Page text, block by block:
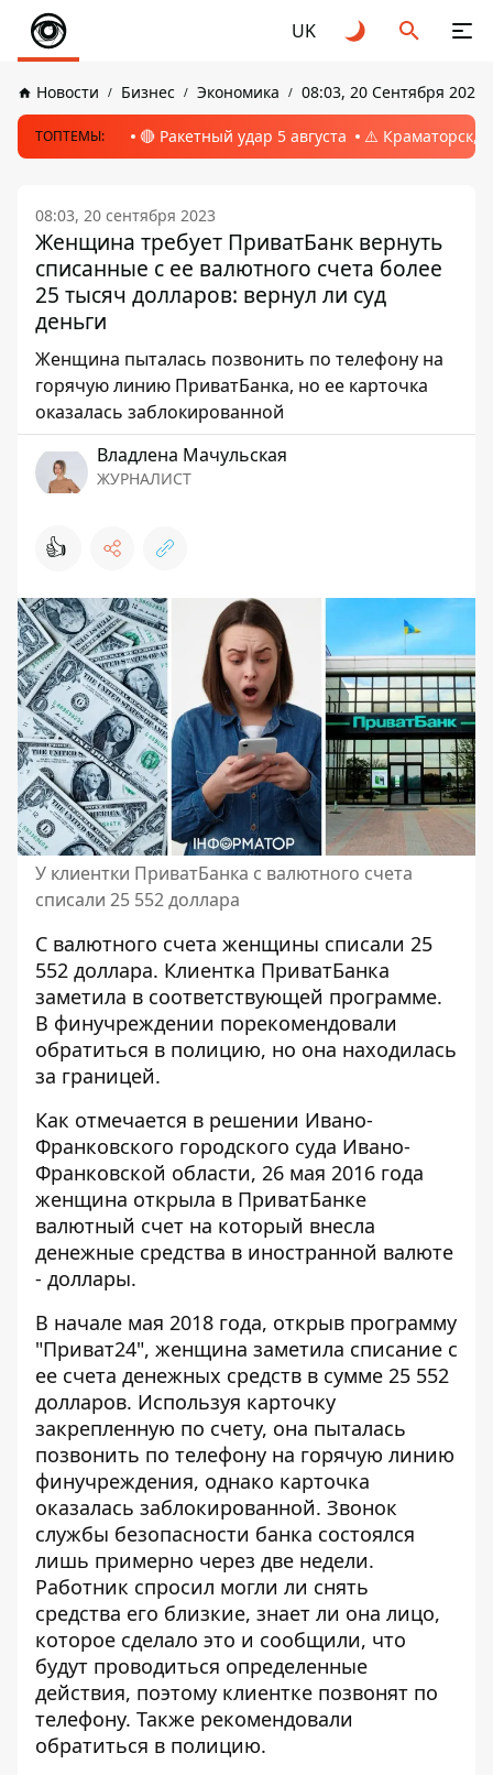
UK
Новости Бизнес Экономика 08:03, 20 Сентября 2023
ТОПТЕМЫ: 🔴 Ракетный удар 5 августа ⚠️ Краматорск,
08:03, 20 сентября 2023
Женщина требует ПриватБанк вернуть
списанные с ее валютного счета более
25 тысяч долларов: вернул ли суд
деньги
Женщина пыталась позвонить по телефону на
горячую линию ПриватБанка, но ее карточка
оказалась заблокированной
Владлена Мачульская
ЖУРНАЛИСТ
👍
У клиентки ПриватБанка с валютного счета
списали 25 552 доллара
С валютного счета женщины списали 25
552 доллара. Клиентка ПриватБанка
заметила в соответствующей программе.
В финучреждении порекомендовали
обратиться в полицию, но она находилась
за границей.
Как отмечается в решении Ивано-
Франковского городского суда Ивано-
Франковской области, 26 мая 2016 года
женщина открыла в ПриватБанке
валютный счет на который внесла
денежные средства в иностранной валюте
- доллары.
В начале мая 2018 года, открыв программу
"Приват24", женщина заметила списание с
ее счета денежных средств в сумме 25 552
долларов. Используя карточку
закрепленную по счету, она пыталась
позвонить по телефону на горячую линию
финучреждения, однако карточка
оказалась заблокированной. Звонок
службы безопасности банка состоялся
лишь примерно через две недели.
Работник спросил могли ли снять
средства его близкие, знает ли она лицо,
которое сделало это и сообщили, что
будут проводиться определенные
действия, поэтому клиентке позвонят по
телефону. Также рекомендовали
обратиться в полицию.